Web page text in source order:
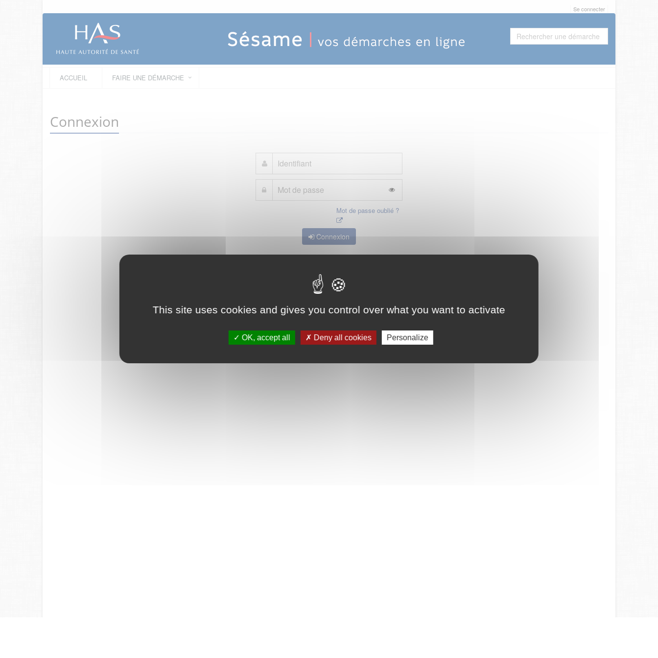
This site uses cookies and gives you control over what you want to activate
OK, accept all Deny all cookies Personalize
Se connecter
ACCUEIL FAIRE UNE DÉMARCHE
Connexion
Mot de passe oublié ?
Connexion